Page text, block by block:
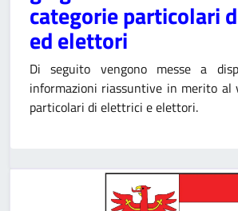
categorie particolari
ed elettori
Di seguito vengono messe a
informazioni riassuntive in merito al
particolari di elettrici e elettori.